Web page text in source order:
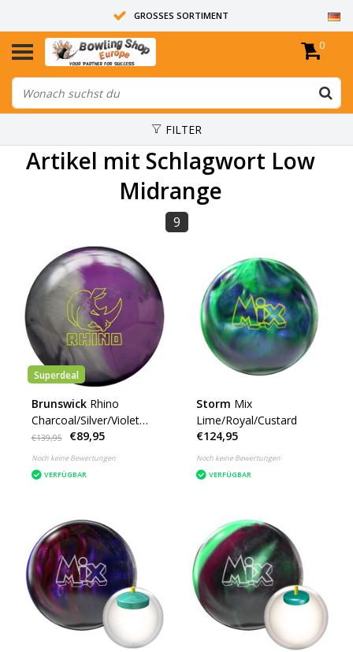
GROSSES SORTIMENT
14 TAGE RÜCKGABERECHT
ALLE BOWLINGKUGELN SIND UNGEBOHRT
0
FILTER
Artikel mit Schlagwort Low
Midrange
9
Superdeal
Brunswick Rhino
Charcoal/Silver/Violet
Pearl
€139,95 €89,95
Noch keine Bewertungen
VERFÜGBAR
Storm Mix
Lime/Royal/Custard
€124,95
Noch keine Bewertungen
VERFÜGBAR